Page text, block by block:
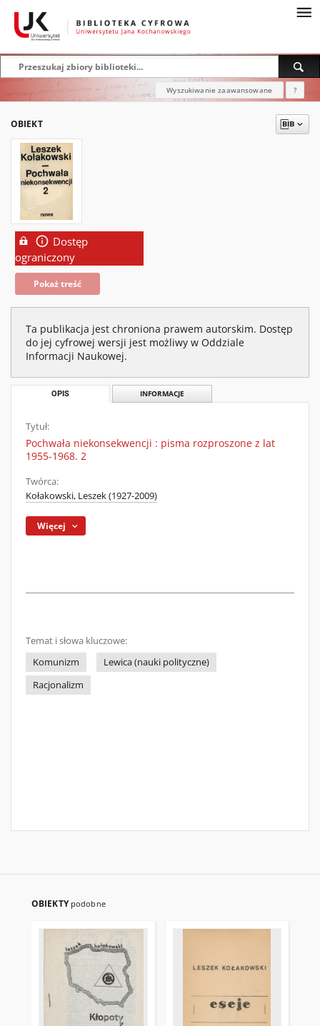
Wyszukiwanie zaawansowane ?
OBIEKT
Dostęp
ograniczony
Pokaż treść
Ta publikacja jest chroniona prawem autorskim. Dostęp
do jej cyfrowej wersji jest możliwy w Oddziale
Informacji Naukowej.
OPIS INFORMACJE
Tytuł:
Pochwała niekonsekwencji : pisma rozproszone z lat
1955-1968. 2
Twórca:
Kołakowski, Leszek (1927-2009)
Więcej
Temat i słowa kluczowe:
Komunizm
Lewica (nauki polityczne)
Racjonalizm
OBIEKTY podobne